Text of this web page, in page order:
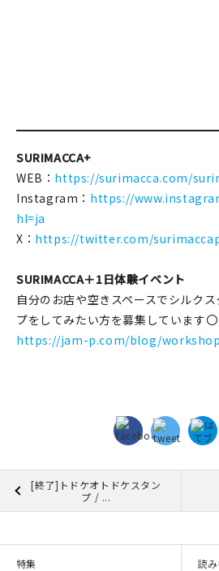
SURIMACCA+
WEB： https://surimacca.com/
Instagram： https://
hl=ja
X： https://twitter.com/
SURIMACCA＋1日体験イベント
自分のお店や空きスペースでシルク
プをしてみたい方を募集しています〇
https://jam-p.com/blog/
[終了]トドケオトドケスタン
プ / ...
特集 読